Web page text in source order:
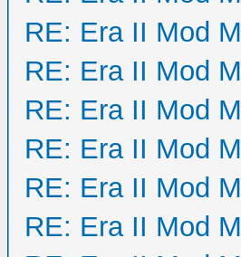
RE: Era II Mod
RE: Era II Mod
RE: Era II Mod
RE: Era II Mod
RE: Era II Mod
RE: Era II Mod